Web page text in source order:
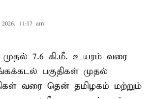
11:17 am
முதல் 7.6 கி.மீ. உயரம் வரை
பகுதிகள் முதல்
வரை தென் தமிழகம் மற்றும்